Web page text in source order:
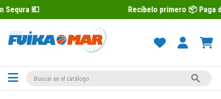
Recíbelo primero 📦 Paga después con
